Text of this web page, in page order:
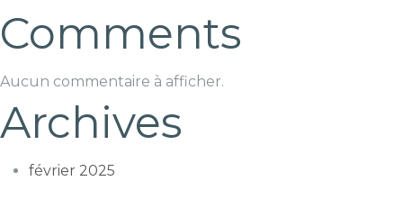
Comments
Aucun commentaire à afficher.
Archives
février 2025